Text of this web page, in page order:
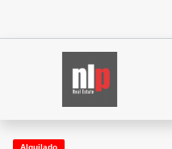
Alquilado